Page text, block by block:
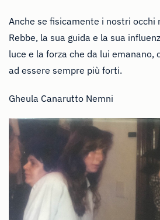
Anche se fisicamente i nostri occhi
Rebbe, la sua guida e la sua
luce e la forza che da lui emanano,
ad essere sempre più forti.
Gheula Canarutto Nemni